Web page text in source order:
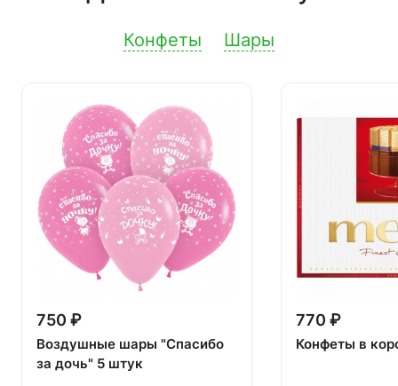
Конфеты Шары
750 ₽
Воздушные шары "Спасибо
за дочь" 5 штук
770 ₽
Конфеты в